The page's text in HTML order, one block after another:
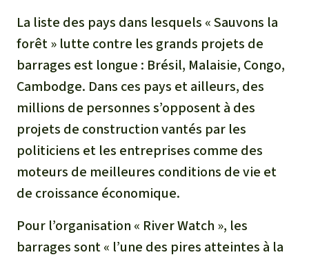
Le bois tropical
Les biocarburants
L’aluminium
L'élevage industriel
L'accaparement des terres
Le braconnage
Mentions légales
Médias
Communiqués
Dans la presse
Português
Indonesia
La liste des pays dans lesquels « Sauvons la
forêt » lutte contre les grands projets de
barrages est longue : Brésil, Malaisie, Congo,
Cambodge. Dans ces pays et ailleurs, des
millions de personnes s’opposent à des
projets de construction vantés par les
politiciens et les entreprises comme des
moteurs de meilleures conditions de vie et
de croissance économique.
Pour l’organisation « River Watch », les
barrages sont « l’une des pires atteintes à la